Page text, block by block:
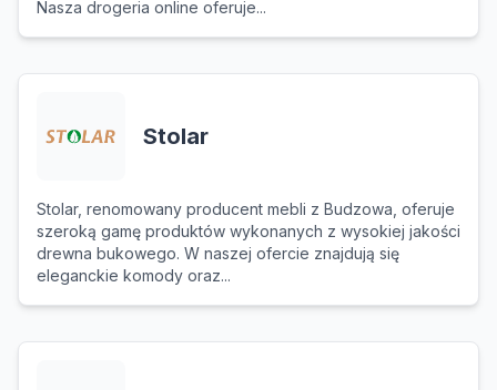
Nasza drogeria online oferuje...
Stolar
Stolar, renomowany producent mebli z Budzowa, oferuje
szeroką gamę produktów wykonanych z wysokiej jakości
drewna bukowego. W naszej ofercie znajdują się
eleganckie komody oraz...